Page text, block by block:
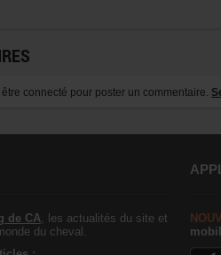
connecté pour poster un commentaire.
de CA , les actualités du site et
du cheval.